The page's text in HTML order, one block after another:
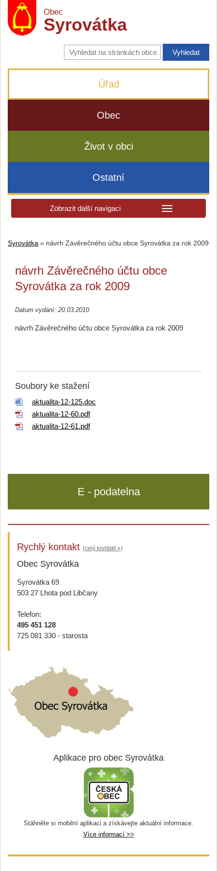
Obec
Syrovátka
Vyhledávání
na
stránkách
Úřad
Obec
Život v obci
Ostatní
Zobrazit další navigaci
Syrovátka » návrh Závěrečného účtu obce Syrovátka za rok 2009
návrh Závěrečného účtu obce
Syrovátka za rok 2009
Datum vydání: 20.03.2010
návrh Závěrečného účtu obce Syrovátka za rok 2009
Soubory ke stažení
aktualita-12-125.doc
aktualita-12-60.pdf
aktualita-12-61.pdf
E - podatelna
Rychlý kontakt (celý kontakt »)
Obec Syrovátka
Syrovátka 69
503 27 Lhota pod Libčany
Telefon:
495 451 128
725 081 330 - starosta
Aplikace pro obec Syrovátka
Stáhněte si mobilní aplikaci a získávejte aktuální informace.
Více informací >>